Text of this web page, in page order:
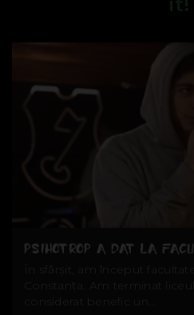
PSIHOTROP A DAT LA
În sfârșit, am început
Constanța. Am terminat
considerat benefic un...